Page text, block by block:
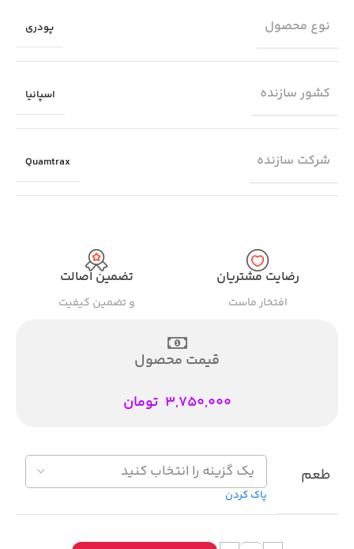
نوع محصول پودری
کشور سازنده اسپانیا
شرکت سازنده Quamtrax
رضایت مشتریان
افتخار ماست
تضمین اصالت
و تضمین کیفیت
قیمت محصول
3,750,000 تومان
طعم
پاک کردن